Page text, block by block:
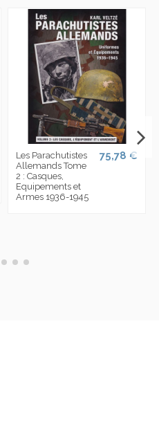
Les Parachutistes
Allemands Tome
2 : Casques,
Equipements et
Armes 1936-1945
75,78 €